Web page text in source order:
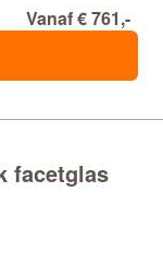
Vanaf € 761,-
facetglas